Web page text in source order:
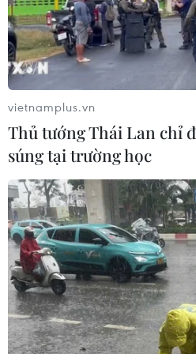
Hãng hàng không Air
Hàn Quốc nối lại đường bay
Incheon-TP Hồ Chí Minh
07/08/2026 04:28
Mở ra giai đoạn triển khai
quan hệ giữa Việt Nam và
07/08/2026 01:27
Ấn Độ thử thành công tên
đạo Agni-4, tầm bắn 4.000
06/08/2026 23:17
Hàn Quốc tái khẳng định
vietnamplus.vn
Thủ tướng Thái Lan chỉ
súng tại trường học